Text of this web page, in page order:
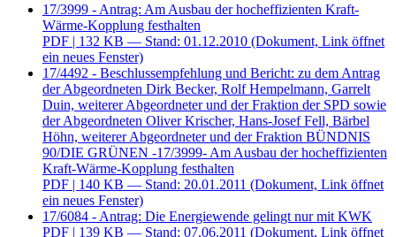
17/3999 - Antrag: Am Ausbau der hocheffizienten Kraft-
Wärme-Kopplung festhalten
PDF | 132 KB — Stand: 01.12.2010 (Dokument, Link öffnet
ein neues Fenster)
17/4492 - Beschlussempfehlung und Bericht: zu dem Antrag
der Abgeordneten Dirk Becker, Rolf Hempelmann, Garrelt
Duin, weiterer Abgeordneter und der Fraktion der SPD sowie
der Abgeordneten Oliver Krischer, Hans-Josef Fell, Bärbel
Höhn, weiterer Abgeordneter und der Fraktion BÜNDNIS
90/DIE GRÜNEN -17/3999- Am Ausbau der hocheffizienten
Kraft-Wärme-Kopplung festhalten
PDF | 140 KB — Stand: 20.01.2011 (Dokument, Link öffnet
ein neues Fenster)
17/6084 - Antrag: Die Energiewende gelingt nur mit KWK
PDF | 139 KB — Stand: 07.06.2011 (Dokument, Link öffnet